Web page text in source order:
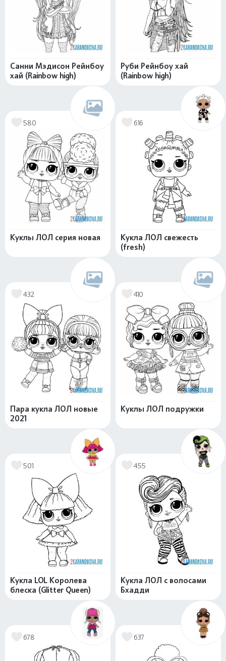
Санни Мэдисон Рейнбоу
хай (Rainbow high)
Руби Рейнбоу хай
(Rainbow high)
580
Куклы ЛОЛ серия новая
616
Кукла ЛОЛ свежесть
(fresh)
432
Пара кукла ЛОЛ новые
2021
410
Куклы ЛОЛ подружки
501
Кукла LOL Королева
блеска (Glitter Queen)
455
Кукла ЛОЛ с волосами
Бхадди
678 637